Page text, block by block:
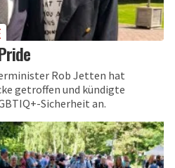
Rob Jetten hat
getroffen und kündigte
Sicherheit an.